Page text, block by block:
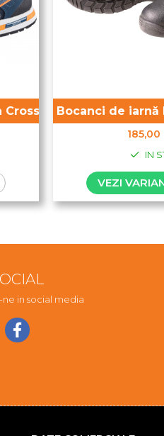
Mid S3
Bocanci de iarnă
185,00
IN
VEZI
in social media